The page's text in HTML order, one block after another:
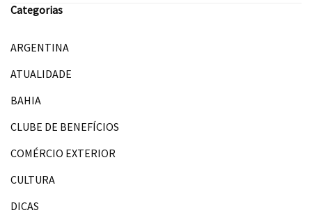
Categorias
ARGENTINA
ATUALIDADE
BAHIA
CLUBE DE BENEFÍCIOS
COMÉRCIO EXTERIOR
CULTURA
DICAS